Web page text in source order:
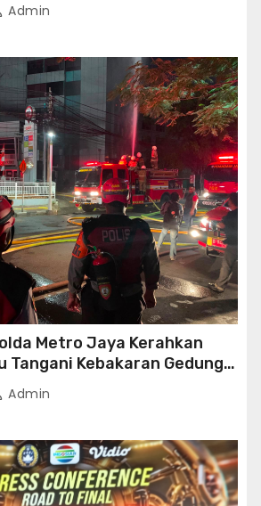
Admin
Metro Jaya Kerahkan
Tangani Kebakaran Gedung
Admin